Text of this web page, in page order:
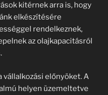
kitérnek arra is, hogy
elkészítésére
rendelkeznek,
az olajkapacitásról
vállalkozási előnyöket. A
helyen üzemeltetve